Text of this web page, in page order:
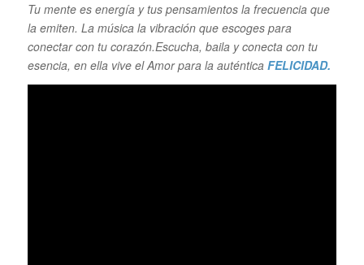
Tu mente es energía y tus pensamientos la frecuencia que
la emiten. La música la vibración que escoges para
conectar con tu corazón.Escucha, baila y conecta con tu
esencia, en ella vive el Amor para la auténtica FELICIDAD.